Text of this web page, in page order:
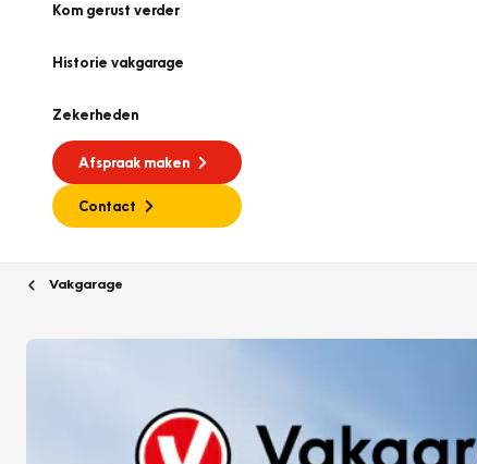
Kom gerust verder
Historie vakgarage
Zekerheden
Afspraak maken
Contact
Vakgarage